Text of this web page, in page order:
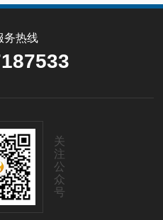
务热线
关
注
公
众
号